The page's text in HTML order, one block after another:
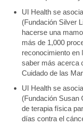
UI Health se
(Fundación Silver
hacerse una
más de 1,000
reconocimiento en
saber más acerca
Cuidado de las
UI Health se
(Fundación Susan
de terapia física
días contra el